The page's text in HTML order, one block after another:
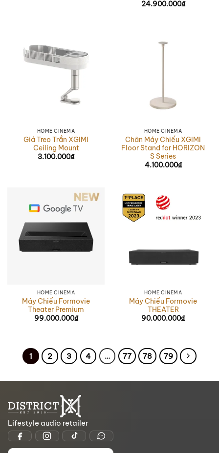
24.900.000₫
HOME CINEMA
Giá Treo Trần XGIMI
Ceiling Mount
3.100.000₫
HOME CINEMA
Chân Máy Chiếu XGIMI
Floor Stand for HORIZON
S Series
4.100.000₫
HOME CINEMA
Máy Chiếu Formovie
Theater Premium
99.000.000₫
HOME CINEMA
Máy Chiếu Formovie
THEATER
90.000.000₫
1 2 3 4 … 77 78 79
Lifestyle audio retailer